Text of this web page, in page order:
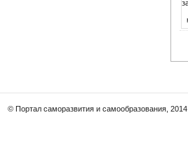
© Портал саморазвития и самообразования, 2014